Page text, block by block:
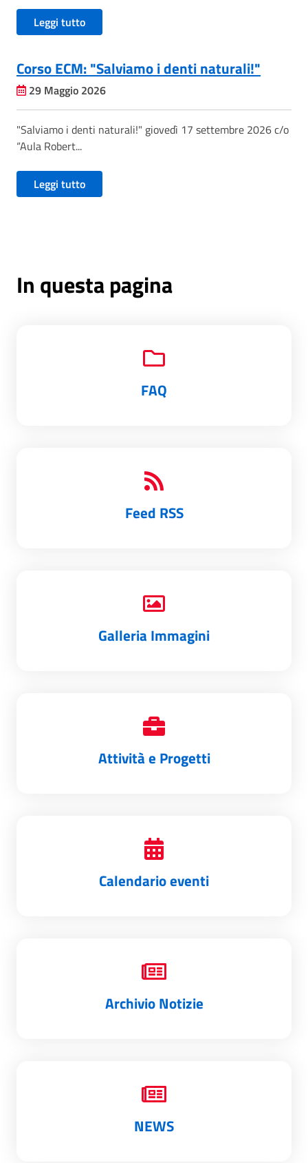
Leggi tutto
Corso ECM: "Salviamo i denti naturali!"
29 Maggio 2026
"Salviamo i denti naturali!" giovedì 17 settembre 2026 c/o
“Aula Robert...
Leggi tutto
In questa pagina
FAQ
Feed RSS
Galleria Immagini
Attività e Progetti
Calendario eventi
Archivio Notizie
NEWS